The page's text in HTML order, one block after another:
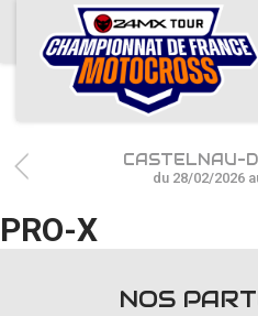
ACCUEIL
ACTUS
CALENDRIER
RÉSULTATS
PHOTOS / WEB TV
CASTELNAU-
du 28/02/2026
PRO-X
NOS